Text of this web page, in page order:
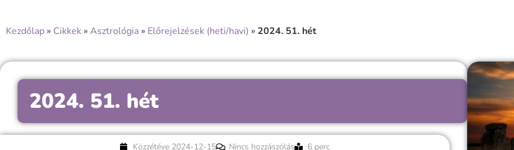
Kezdőlap » Cikkek » Asztrológia » Előrejelzések (heti/havi) » 2024. 51. hét
2024. 51. hét
Közzétéve 2024-12-15 Nincs hozzászólás
6 perc